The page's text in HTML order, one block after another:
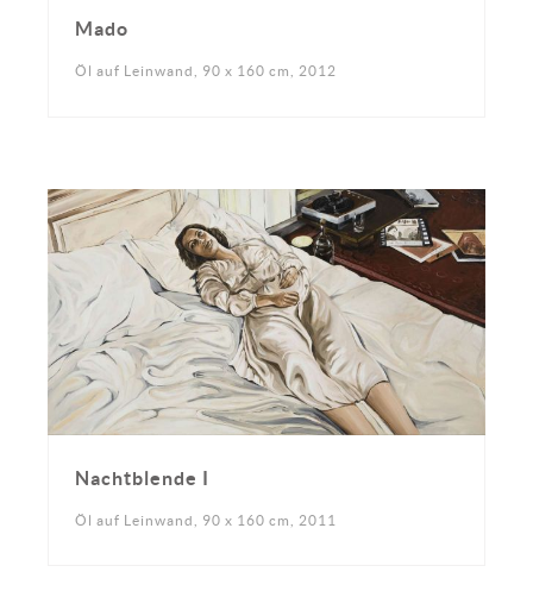
Mado
Öl auf Leinwand, 90 x 160 cm, 2012
Nachtblende I
Öl auf Leinwand, 90 x 160 cm, 2011